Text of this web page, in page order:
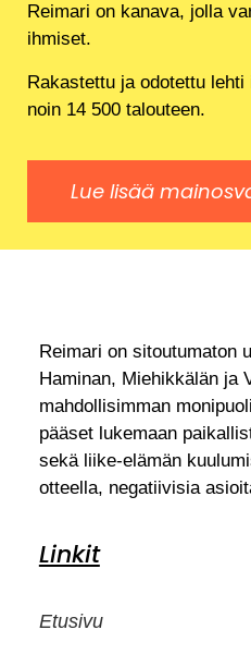
Reimari on kanava, jolla
ihmiset.
Rakastettu ja odotettu
noin 14 500 talouteen.
Lue lisää
Reimari on sitoutumaton
Haminan, Miehikkälän ja
mahdollisimman
pääset lukemaan
sekä liike-elämän
otteella, negatiivisia
Linkit
Etusivu